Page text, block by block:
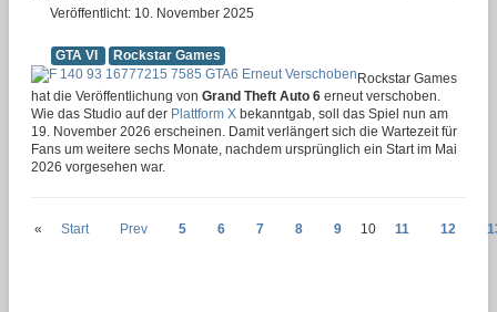
Veröffentlicht: 10. November 2025
GTA VI
Rockstar Games
Rockstar Games
hat die Veröffentlichung von Grand Theft Auto 6 erneut verschoben.
Wie das Studio auf der Plattform X bekanntgab, soll das Spiel nun am
19. November 2026 erscheinen. Damit verlängert sich die Wartezeit für
Fans um weitere sechs Monate, nachdem ursprünglich ein Start im Mai
2026 vorgesehen war.
« Start Prev 5 6 7 8 9 10 11 12